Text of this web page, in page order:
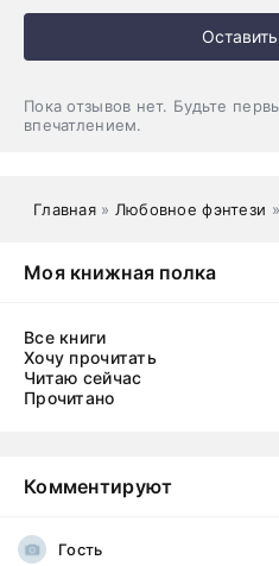
Пока отзывов нет. Будьте
впечатлением.
Главная» Любовное фэнтези
Моя книжная полка
Все книги
Хочу прочитать
Читаю сейчас
Прочитано
Комментируют
Гость